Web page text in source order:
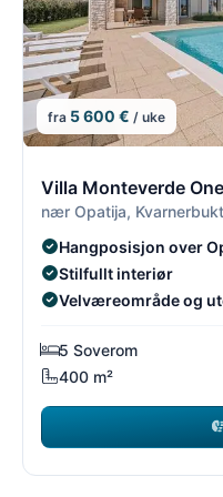
fra 5 600 € / uke
Villa Monteverde One
nær Opatija,
Hangposisjon over
Stilfullt interiør
Velværeområde og
5 Soverom
400 m²